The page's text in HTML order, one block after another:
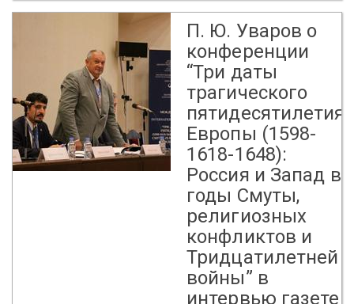
П. Ю. Уваров о
конференции
“Три даты
трагического
пятидесятилетия
Европы (1598-
1618-1648):
Россия и Запад в
годы Смуты,
религиозных
конфликтов и
Тридцатилетней
войны” в
интервью газете